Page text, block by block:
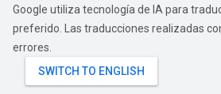
Google utiliza tecnología de IA para
preferido. Las traducciones realizadas
errores.